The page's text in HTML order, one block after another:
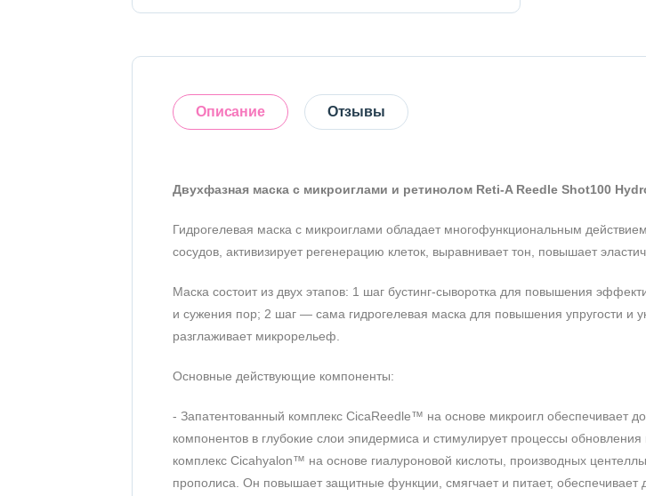
Описание Отзывы
Двухфазная маска с микроиглами и ретинолом Reti-A Reedle Shot100
Гидрогелевая маска с микроиглами обладает многофункциональным
сосудов, активизирует регенерацию клеток, выравнивает тон, повышает
Маска состоит из двух этапов: 1 шаг бустинг-сыворотка для повышения
и сужения пор; 2 шаг — сама гидрогелевая маска для повышения упругости и
разглаживает микрорельеф.
Основные действующие компоненты:
- Запатентованный комплекс CicaReedle™ на основе микроигл обеспечивает
компонентов в глубокие слои эпидермиса и стимулирует процессы
комплекс Cicahyalon™ на основе гиалуроновой кислоты, производных центеллы
прополиса. Он повышает защитные функции, смягчает и питает, обеспечивает
Оставить отзыв